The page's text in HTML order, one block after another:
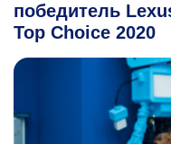
победитель
Top Choice 2020